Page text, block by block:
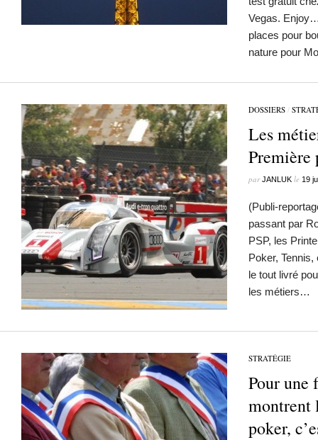
Vegas.
places pour
nature pour
DOSSIERS /
Les
Première
parJANLUK le 19
(Publi-
passant par
PSP, les
Poker,
le tout livré
les métiers…
STRATÉGIE
Pour une
poker,